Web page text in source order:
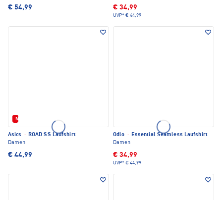
€ 54,99 € 34,99
UVP* € 44,99
Neu
Asics · ROAD SS Laufshirt
Damen
€ 44,99
Odlo · Essential Seamless Laufshirt
Damen
€ 34,99
UVP* € 44,99